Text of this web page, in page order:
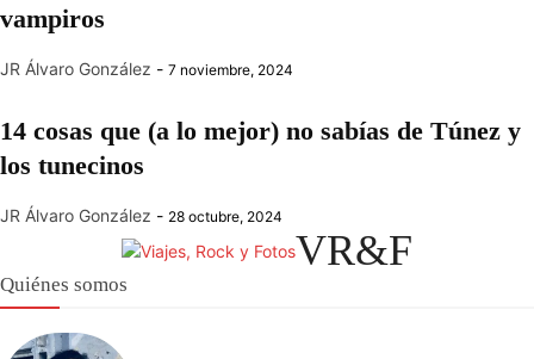
vampiros
JR Álvaro González - 7 noviembre, 2024
14 cosas que (a lo mejor) no sabías de Túnez y
los tunecinos
JR Álvaro González - 28 octubre, 2024
VR&F
Quiénes somos